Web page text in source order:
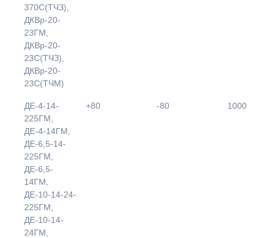
370С(ТЧЗ),
ДКВр-20-
23ГМ,
ДКВр-20-
23С(ТЧЗ),
ДКВр-20-
23С(ТЧМ)
ДЕ-4-14-
225ГМ,
ДЕ-4-14ГМ,
ДЕ-6,5-14-
225ГМ,
ДЕ-6,5-
14ГМ,
ДЕ-10-14-24-
225ГМ,
ДЕ-10-14-
24ГМ,
+80 -80 1000